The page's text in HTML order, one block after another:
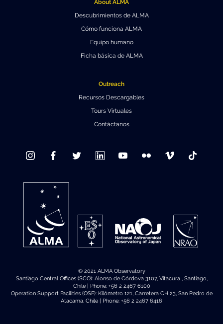
About ALMA
Descubrimientos de ALMA
Cómo funciona ALMA
Equipo humano
Ficha básica de ALMA
Outreach
Recursos Descargables
Tours Virtuales
Contáctanos
© 2021 ALMA Observatory
Santiago Central Offices (SCO): Alonso de Córdova 3107, Vitacura , Santiago,
Chile | Phone: +56 2 2467 6100
Operation Support Facilities (OSF): Kilómetro 121, Carretera CH 23, San Pedro de
Atacama, Chile | Phone: +56 2 2467 6416